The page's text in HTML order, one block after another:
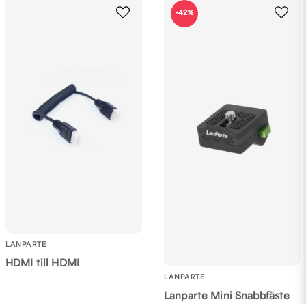
LANPARTE
HDMI till HDMI
LANPARTE
Lanparte Mini Snabbfäste
-42%
Ja, ni får publicera min fråga